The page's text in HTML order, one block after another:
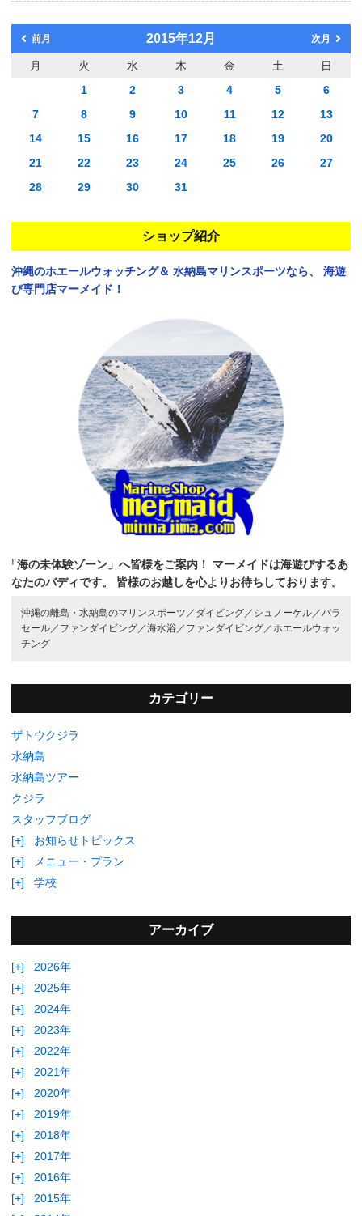
前月 2015年12月 次月
月 火 水 木 金 土
日
1
2 3 4 5
6
7
8 9 10 11 12
13
14
15 16 17 18 19
20
21
22 23 24 25 26
27
28
29 30 31
ショップ紹介
沖縄のホエールウォッチング＆ 水納島マリンスポーツなら、
海遊
び専門店マーメイド！
「海の未体験ゾーン」へ皆様をご案内！
マーメイドは海遊びするあ
なたのバディです。
皆様のお越しを心よりお待ちしております。
沖縄の離島・水納島のマリンスポーツ／ ダイビング／ シュノーケル／パラ
セール／ ファンダイビング／海水浴／ ファンダイビング／ホエールウォッ
チング
カテゴリー
ザトウクジラ
水納島
水納島ツアー
クジラ
スタッフブログ
[+]
お知らせトピックス
[+]
メニュー・プラン
[+]
学校
アーカイブ
[+]
2026年
[+]
2025年
[+]
2024年
[+]
2023年
[+]
2022年
[+]
2021年
[+]
2020年
[+]
2019年
[+]
2018年
[+]
2017年
[+]
2016年
[+]
2015年